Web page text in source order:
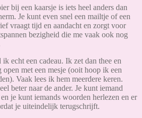
bij een kaarsje is iets heel anders dan
Je kunt even snel een mailtje of een
vraagt tijd en aandacht en zorgt voor
bezigheid die me vaak ook nog
echt een cadeau. Ik zet dan thee en
met een mesje (ooit hoop ik een
Vaak lees ik hem meerdere keren.
beter naar de ander. Je kunt iemand
je kunt iemands woorden herlezen en er
je uiteindelijk terugschrijft.